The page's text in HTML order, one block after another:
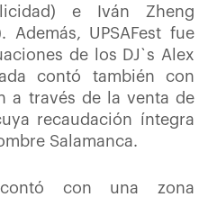
e Iván Zheng
Además, UPSAFest fue
de los DJ`s Alex
contó también con
a través de la venta de
recaudación íntegra
Salamanca.
con una zona